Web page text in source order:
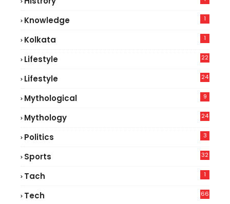
Knowledge 1
Kolkata 1
Lifestyle
22
Lifestyle
24
Mythological 9
Mythology 24
Politics 3
Sports 32
Tach 1
Tech
66